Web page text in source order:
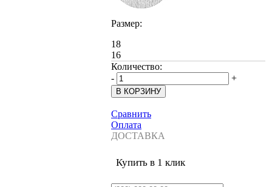
Размер:
18
16
Количество:
-
+
Сравнить
Оплата
ДОСТАВКА
Купить в 1 клик